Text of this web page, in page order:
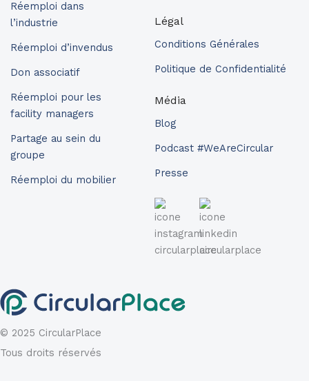
Réemploi dans
l’industrie
Réemploi d’invendus
Don associatif
Réemploi pour les
facility managers
Partage au sein du
groupe
Réemploi du mobilier
Légal
Conditions Générales
Politique de Confidentialité
Média
Blog
Podcast #WeAreCircular
Presse
© 2025 CircularPlace
Tous droits réservés